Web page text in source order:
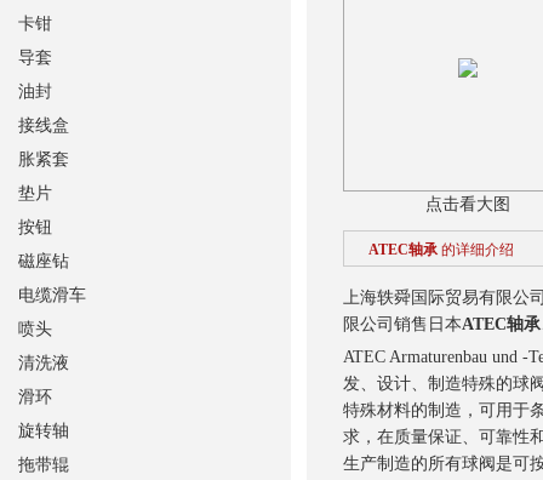
点击看大图
ATEC轴承 的详细介绍
上海轶舜国际贸易有限公
限公司销售日本ATEC轴承
ATEC Armaturenbau und
发、设计、制造特殊的球
特殊材料的制造，可用于
求，在质量保证、可靠性
生产制造的所有球阀是可
卡钳
导套
油封
接线盒
胀紧套
垫片
按钮
磁座钻
电缆滑车
喷头
清洗液
滑环
旋转轴
拖带辊